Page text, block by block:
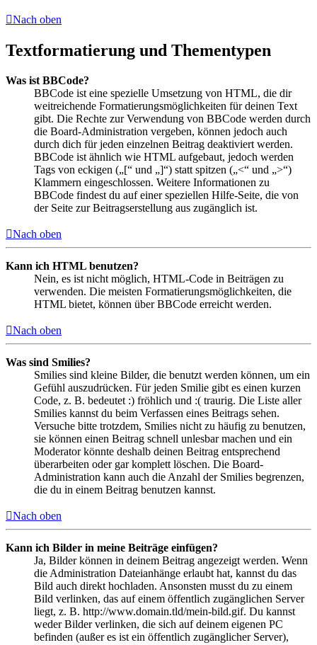
Nach oben
Textformatierung und Thementypen
Was ist BBCode?
BBCode ist eine spezielle Umsetzung von HTML, die dir
weitreichende Formatierungsmöglichkeiten für deinen Text
gibt. Die Rechte zur Verwendung von BBCode werden durch
die Board-Administration vergeben, können jedoch auch
durch dich für jeden einzelnen Beitrag deaktiviert werden.
BBCode ist ähnlich wie HTML aufgebaut, jedoch werden
Tags von eckigen („[“ und „]“) statt spitzen („<“ und „>“)
Klammern eingeschlossen. Weitere Informationen zu
BBCode findest du auf einer speziellen Hilfe-Seite, die von
der Seite zur Beitragserstellung aus zugänglich ist.
Nach oben
Kann ich HTML benutzen?
Nein, es ist nicht möglich, HTML-Code in Beiträgen zu
verwenden. Die meisten Formatierungsmöglichkeiten, die
HTML bietet, können über BBCode erreicht werden.
Nach oben
Was sind Smilies?
Smilies sind kleine Bilder, die benutzt werden können, um ein
Gefühl auszudrücken. Für jeden Smilie gibt es einen kurzen
Code, z. B. bedeutet :) fröhlich und :( traurig. Die Liste aller
Smilies kannst du beim Verfassen eines Beitrags sehen.
Versuche bitte trotzdem, Smilies nicht zu häufig zu benutzen,
sie können einen Beitrag schnell unlesbar machen und ein
Moderator könnte deshalb deinen Beitrag entsprechend
überarbeiten oder gar komplett löschen. Die Board-
Administration kann auch die Anzahl der Smilies begrenzen,
die du in einem Beitrag benutzen kannst.
Nach oben
Kann ich Bilder in meine Beiträge einfügen?
Ja, Bilder können in deinem Beitrag angezeigt werden. Wenn
die Administration Dateianhänge erlaubt hat, kannst du das
Bild auch direkt hochladen. Ansonsten musst du zu einem
Bild verlinken, das auf einem öffentlich zugänglichen Server
liegt, z. B. http://www.domain.tld/mein-bild.gif. Du kannst
weder Bilder verlinken, die sich auf deinem eigenen PC
befinden (außer es ist ein öffentlich zugänglicher Server),